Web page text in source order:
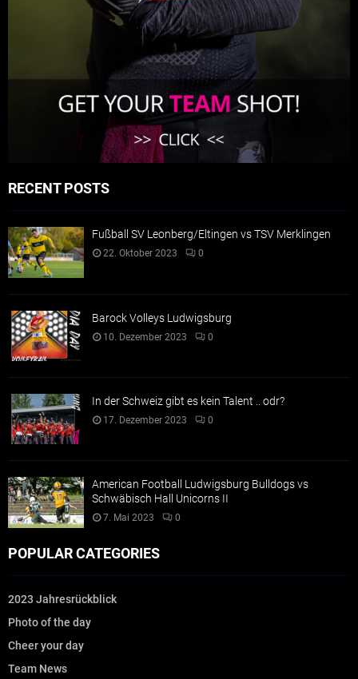
RECENT POSTS
Fußball SV Leonberg/Eltingen vs TSV Merklingen
22. Oktober 2023 0
Barock Volleys Ludwigsburg
10. Dezember 2023 0
In der Schweiz gibt es kein Talent .. odr?
17. Dezember 2023 0
American Football Ludwigsburg Bulldogs vs
Schwäbisch Hall Unicorns II
7. Mai 2023 0
POPULAR CATEGORIES
2023 Jahresrückblick
Photo of the day
Cheer your day
Team News